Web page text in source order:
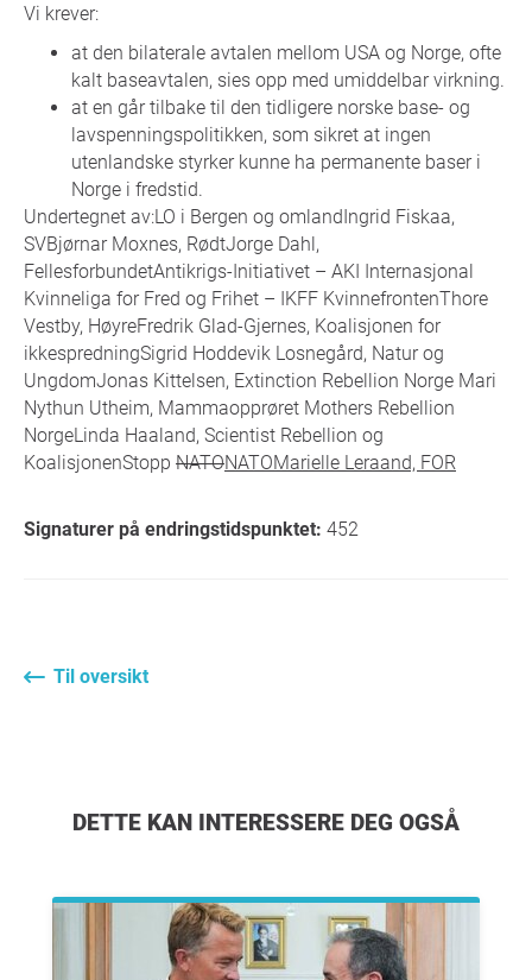
Vi krever:
at den bilaterale avtalen mellom USA og Norge, ofte
kalt baseavtalen, sies opp med umiddelbar virkning.
at en går tilbake til den tidligere norske base- og
lavspenningspolitikken, som sikret at ingen
utenlandske styrker kunne ha permanente baser i
Norge i fredstid.
Undertegnet av:LO i Bergen og omlandIngrid Fiskaa,
SVBjørnar Moxnes, RødtJorge Dahl,
FellesforbundetAntikrigs-Initiativet – AKI Internasjonal
Kvinneliga for Fred og Frihet – IKFF KvinnefrontenThore
Vestby, HøyreFredrik Glad-Gjernes, Koalisjonen for
ikkespredningSigrid Hoddevik Losnegård, Natur og
UngdomJonas Kittelsen, Extinction Rebellion Norge Mari
Nythun Utheim, Mammaopprøret Mothers Rebellion
NorgeLinda Haaland, Scientist Rebellion og
KoalisjonenStopp NATONATOMarielle Leraand, FOR
Signaturer på endringstidspunktet: 452
Til oversikt
DETTE KAN INTERESSERE DEG OGSÅ